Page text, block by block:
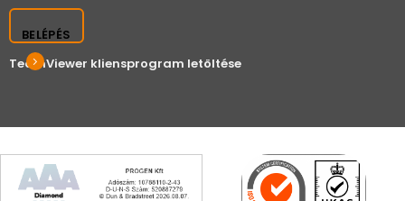
BELÉPÉS
TeamViewer kliensprogram letöltése